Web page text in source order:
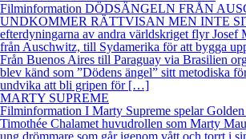
Filminformation DÖDSÄNGELN FRÅN
UNDKOMMER RÄTTVISAN MEN INTE
efterdyningarna av andra världskriget flyr Josef
från Auschwitz, till Sydamerika för att bygga
Från Buenos Aires till Paraguay via Brasilien
blev känd som ”Dödens ängel” sitt metodiska
undvika att bli gripen för […]
MARTY SUPREME
Filminformation I Marty Supreme spelar
Timothée Chalamet huvudrollen som Marty
ung drömmare som går igenom vått och torrt i